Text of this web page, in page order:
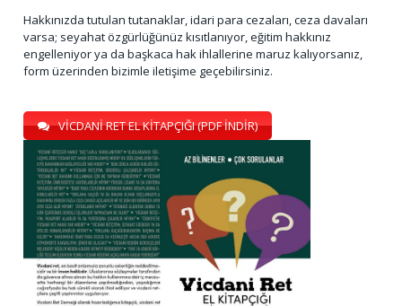
Hakkınızda tutulan tutanaklar, idari para cezaları, ceza davaları
varsa; seyahat özgürlüğünüz kısıtlanıyor, eğitim hakkınız
engelleniyor ya da başkaca hak ihlallerine maruz kalıyorsanız,
form üzerinden bizimle iletişime geçebilirsiniz.
VİCDANİ RET EL KİTAPÇIĞI (PDF İNDİR)